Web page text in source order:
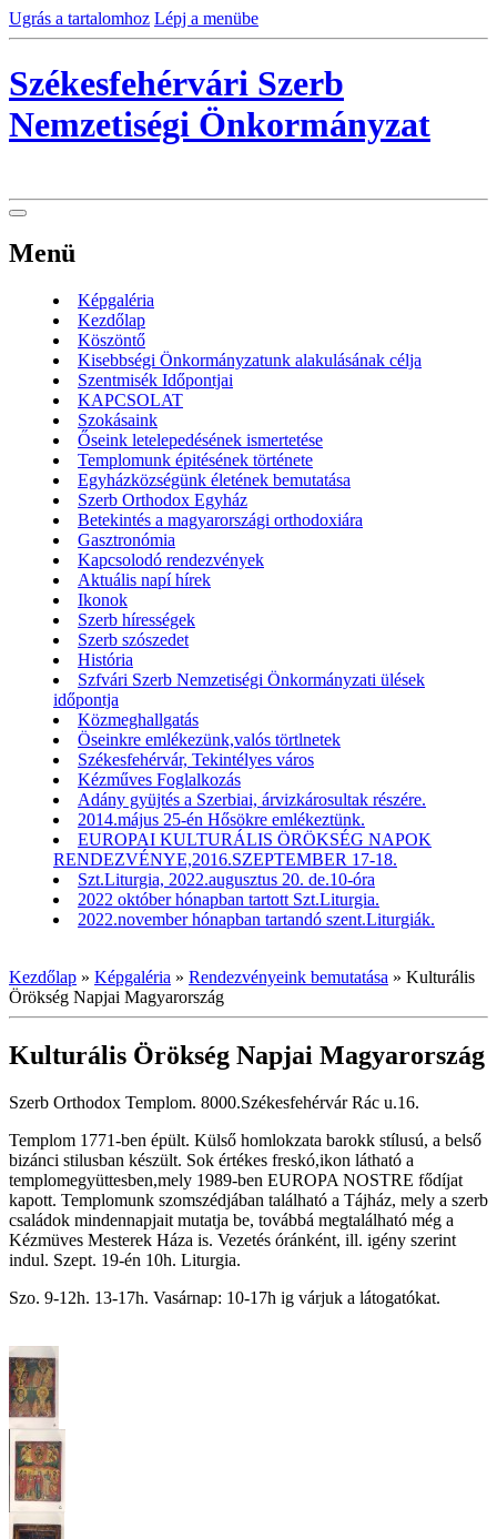
Ugrás a tartalomhoz Lépj a menübe
Székesfehérvári Szerb
Nemzetiségi Önkormányzat
Menü
Képgaléria
Kezdőlap
Köszöntő
Kisebbségi Önkormányzatunk alakulásának célja
Szentmisék Időpontjai
KAPCSOLAT
Szokásaink
Őseink letelepedésének ismertetése
Templomunk épitésének története
Egyházközségünk életének bemutatása
Szerb Orthodox Egyház
Betekintés a magyarországi orthodoxiára
Gasztronómia
Kapcsolodó rendezvények
Aktuális napí hírek
Ikonok
Szerb hírességek
Szerb szószedet
História
Szfvári Szerb Nemzetiségi Önkormányzati ülések
időpontja
Közmeghallgatás
Öseinkre emlékezünk,valós törtlnetek
Székesfehérvár, Tekintélyes város
Kézműves Foglalkozás
Adány gyüjtés a Szerbiai, árvizkárosultak részére.
2014.május 25-én Hősökre emlékeztünk.
EUROPAI KULTURÁLIS ÖRÖKSÉG NAPOK
RENDEZVÉNYE,2016.SZEPTEMBER 17-18.
Szt.Liturgia, 2022.augusztus 20. de.10-óra
2022 október hónapban tartott Szt.Liturgia.
2022.november hónapban tartandó szent.Liturgiák.
Kezdőlap » Képgaléria » Rendezvényeink bemutatása » Kulturális
Örökség Napjai Magyarország
Kulturális Örökség Napjai Magyarország
Szerb Orthodox Templom. 8000.Székesfehérvár Rác u.16.
Templom 1771-ben épült. Külső homlokzata barokk stílusú, a belső
bizánci stilusban készült. Sok értékes freskó,ikon látható a
templomegyüttesben,mely 1989-ben EUROPA NOSTRE fődíjat
kapott. Templomunk szomszédjában található a Tájház, mely a szerb
családok mindennapjait mutatja be, továbbá megtalálható még a
Kézmüves Mesterek Háza is. Vezetés óránként, ill. igény szerint
indul. Szept. 19-én 10h. Liturgia.
Szo. 9-12h. 13-17h. Vasárnap: 10-17h ig várjuk a látogatókat.